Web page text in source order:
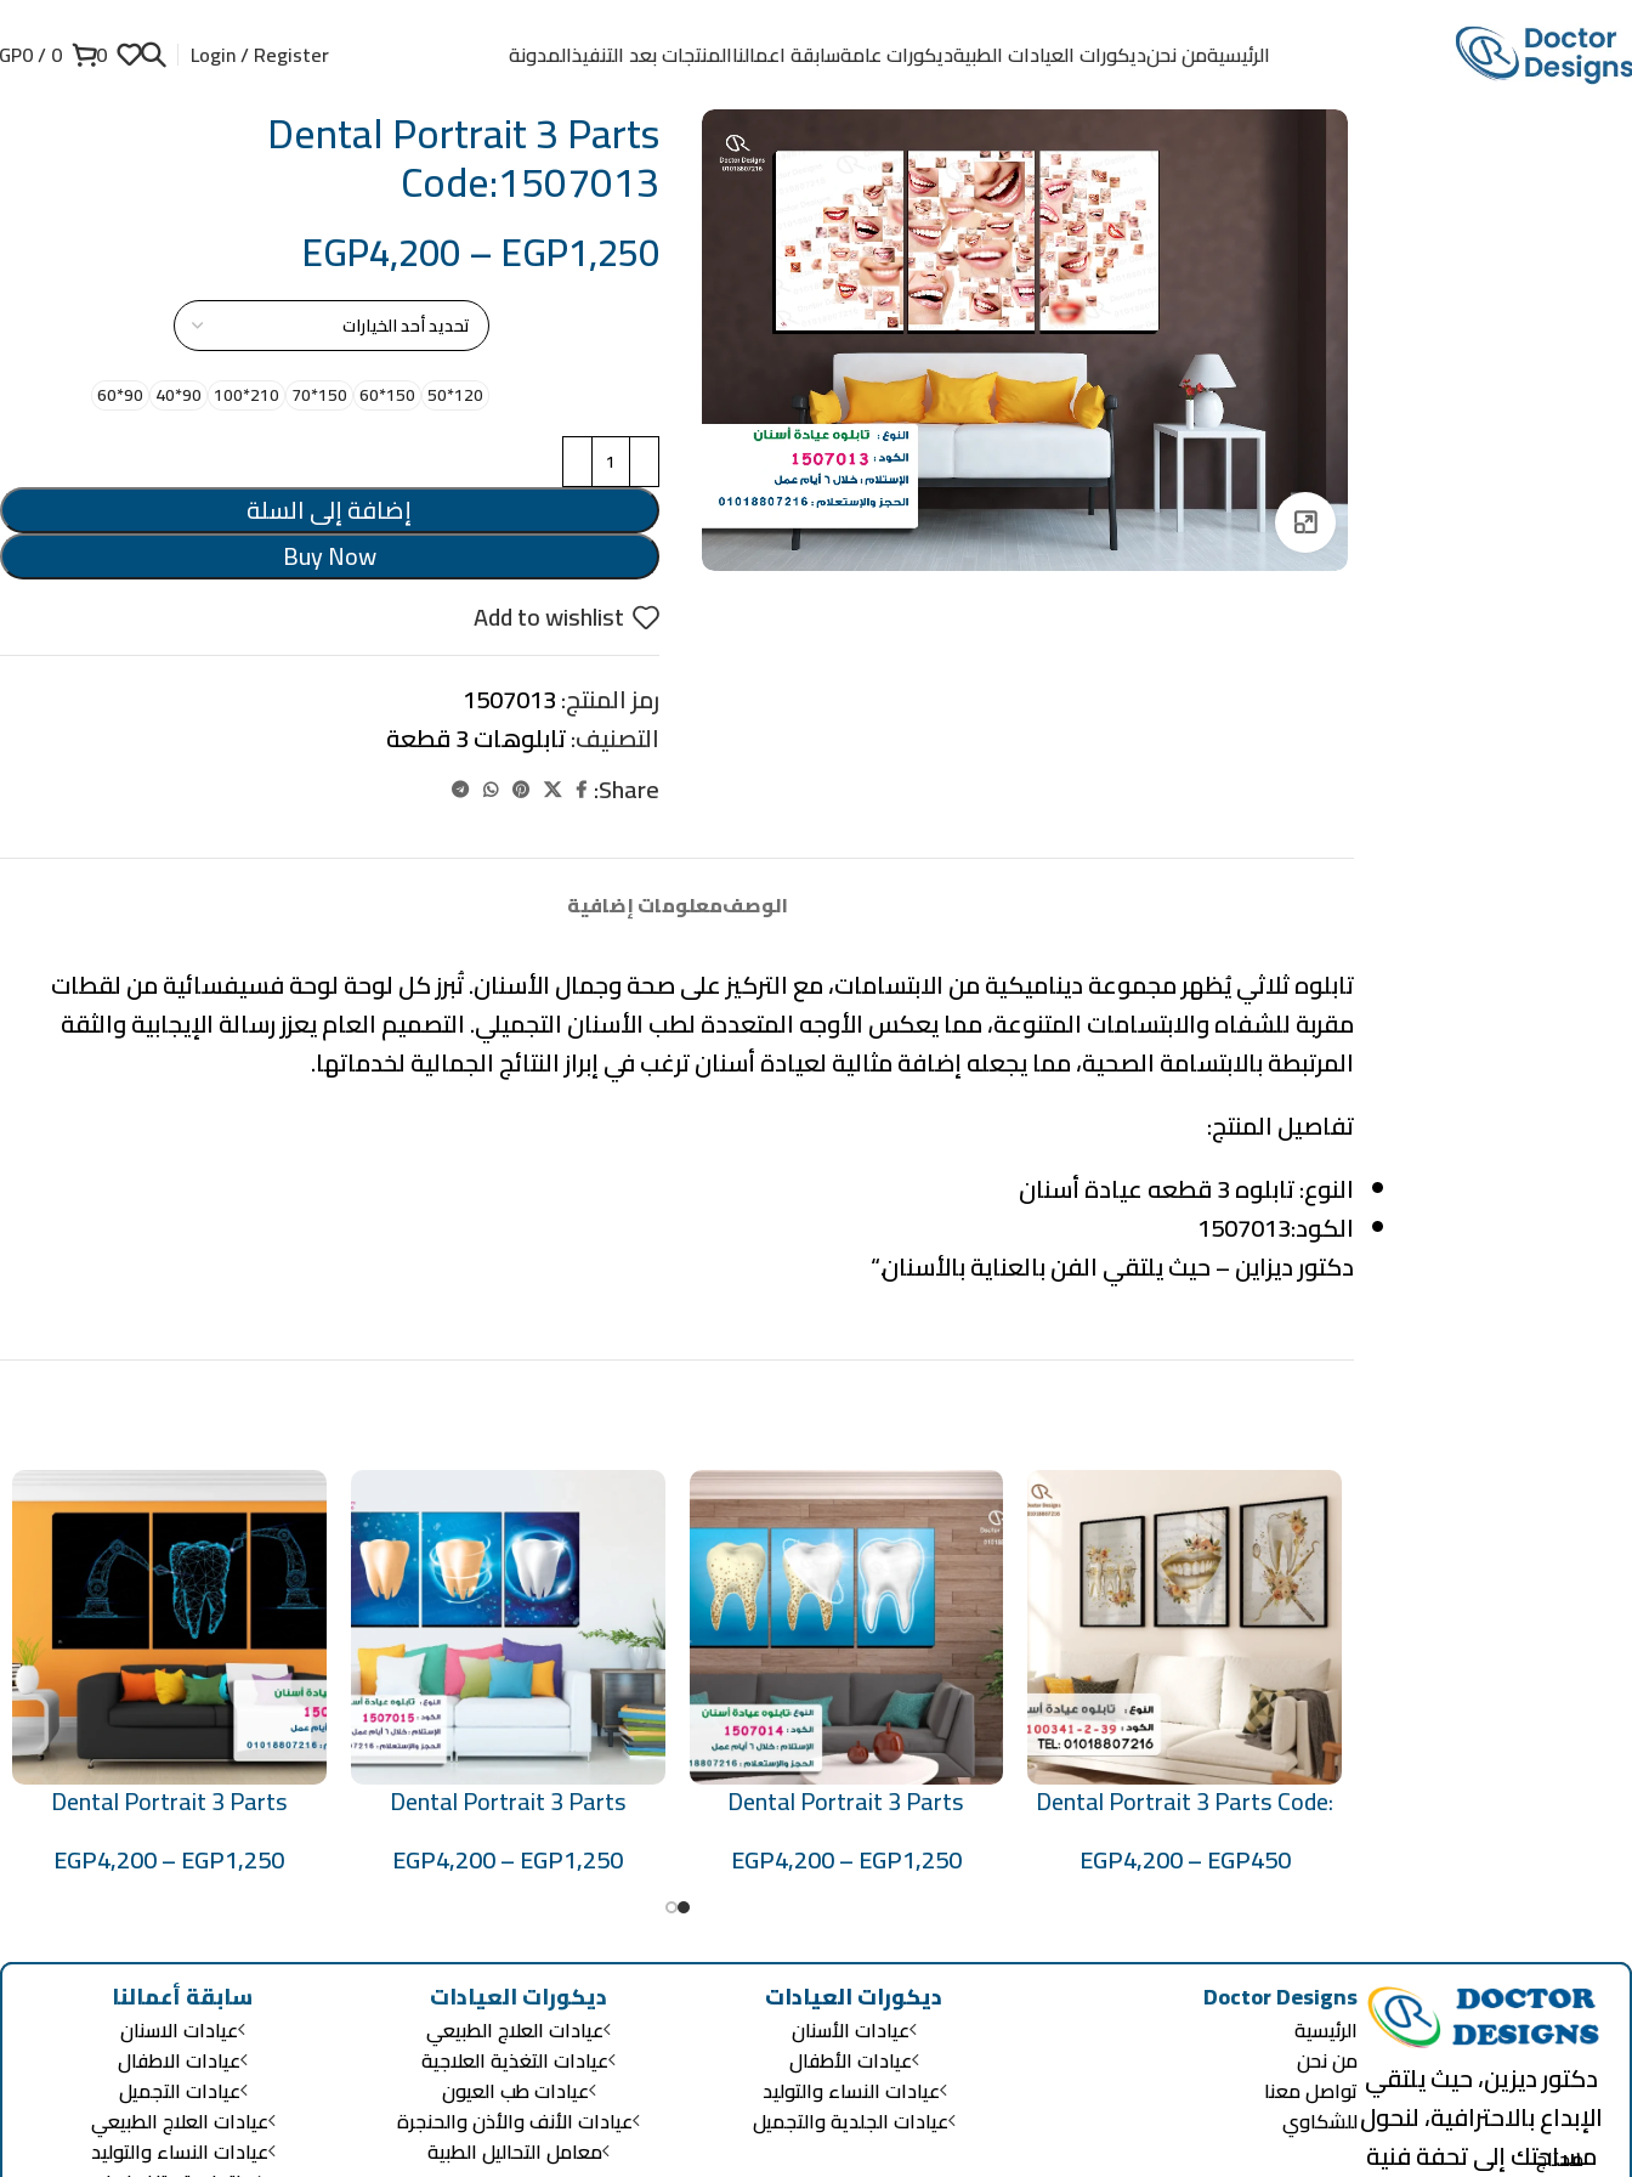
الرئيسيةمن نحنديكورات العيادات الطبيةديكورات عامةسابقة اعمالناالمنتجات بعد التنفيذالمدونة Login / Register
0
0
/
0
Click to enlarge
Dental Portrait 3 Parts
Code:1507013
EGP1,250
–
EGP4,200
120*50
150*60
150*70
210*100
90*40
90*60
إضافة إلى السلة
Buy Now
Add to wishlist
رمز المنتج:1507013
التصنيف:تابلوهات 3 قطعة
Share:
الوصفمعلومات إضافية
تابلوه ثلاثي يُظهر مجموعة ديناميكية من الابتسامات، مع التركيز على صحة وجمال الأسنان. تُبرز كل لوحة لوحة فسيفسائية من لقطات
مقربة للشفاه والابتسامات المتنوعة، مما يعكس الأوجه المتعددة لطب الأسنان التجميلي. التصميم العام يعزز رسالة الإيجابية والثقة
المرتبطة بالابتسامة الصحية، مما يجعله إضافة مثالية لعيادة أسنان ترغب في إبراز النتائج الجمالية لخدماتها.
تفاصيل المنتج:
النوع:تابلوه 3 قطعه عيادة أسنان
الكود:1507013
دكتور ديزاين – حيث يلتقي الفن بالعناية بالأسنان.“
تحديد أحد الخيارات
Dental Portrait 3 Parts Code:
EGP450
–
EGP4,200
تحديد أحد الخيارات
Dental Portrait 3 Parts
EGP1,250
–
EGP4,200
تحديد أحد الخيارات
Dental Portrait 3 Parts
EGP1,250
–
EGP4,200
تحديد أحد الخيارات
Dental Portrait 3 Parts
EGP1,250
–
EGP4,200
دكتور ديزين، حيث يلتقي
الإبداع بالاحترافية، لنحول
مساحتك إلى تحفة فنية
Doctor Designs
الرئيسية
من نحن
تواصل معنا
للشكاوي
ديكورات العيادات
عيادات الأسنان
عيادات الأطفال
عيادات النساء والتوليد
عيادات الجلدية والتجميل
ديكورات العيادات
عيادات العلاج الطبيعي
عيادات التغذية العلاجية
عيادات طب العيون
عيادات الأنف والأذن والحنجرة
معامل التحاليل الطبية
سابقة أعمالنا
عيادات الاسنان
عيادات الاطفال
عيادات التجميل
عيادات العلاج الطبيعي
عيادات النساء والتوليد
محتاج